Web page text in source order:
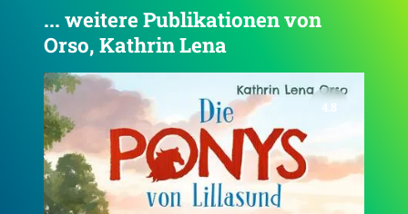
... weitere Publikationen von
Orso, Kathrin Lena
4.8